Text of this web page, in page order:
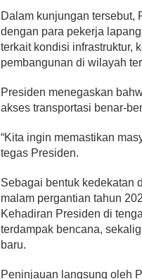
Dalam kunjungan tersebut,
dengan para pekerja
terkait kondisi infrastruktur,
pembangunan di wilayah
Presiden menegaskan
akses transportasi benar-
“Kita ingin memastikan
tegas Presiden.
Sebagai bentuk kedekatan
malam pergantian tahun
Kehadiran Presiden di
terdampak bencana,
baru.
Peninjauan langsung oleh